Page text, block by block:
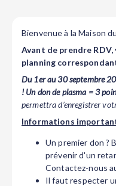
Bienvenue à la Maison
Avant de prendre
planning
Du 1er au 30 septembre
! Un don de plasma = 3
permettra d’enregistrer
Informations
Un premier don ?
prévenir d'un
Contactez-nous
Il faut respecter